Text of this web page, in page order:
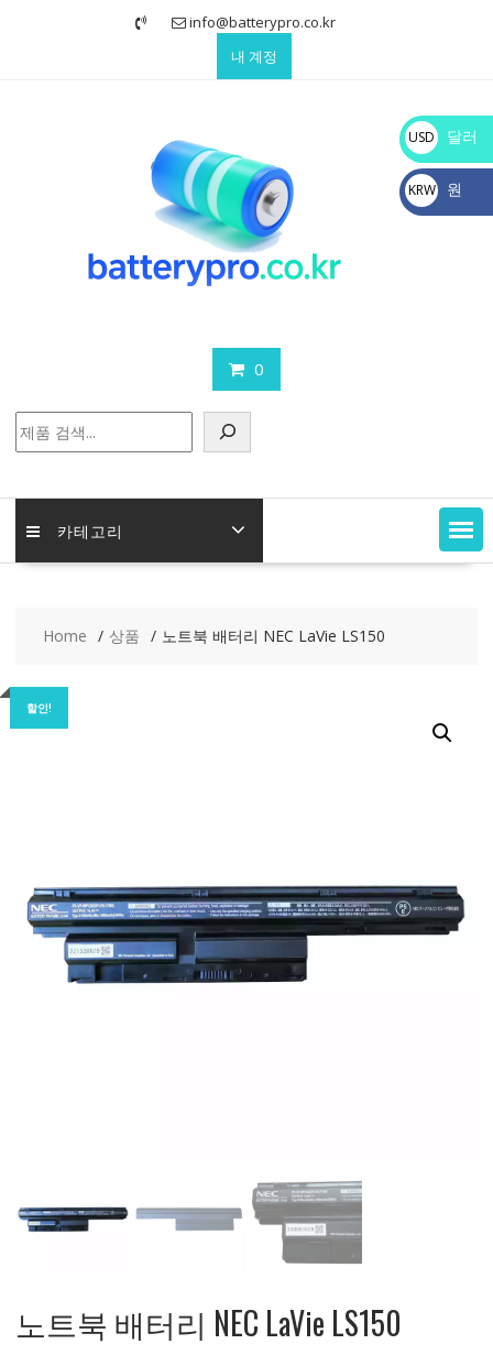
info@batterypro.co.kr
내 계정
0
색
카테고리
Home 상품 노트북 배터리 NEC LaVie LS150
할인!
노트북 배터리 NEC LaVie LS150
USD
$
달러
KRW
₩
원